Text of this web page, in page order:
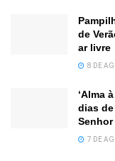
de
ar livre
8 DE
‘Alma
dias
Senhor
7 DE